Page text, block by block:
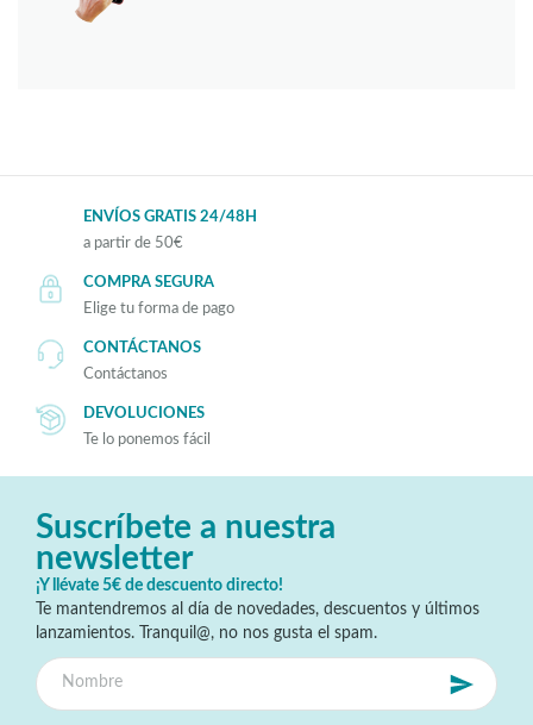
ENVÍOS GRATIS 24/48H
a partir de 50€
COMPRA SEGURA
Elige tu forma de pago
CONTÁCTANOS
Contáctanos
DEVOLUCIONES
Te lo ponemos fácil
Suscríbete a nuestra
newsletter
¡Y llévate 5€ de descuento directo!
Te mantendremos al día de novedades, descuentos y últimos
lanzamientos. Tranquil@, no nos gusta el spam.